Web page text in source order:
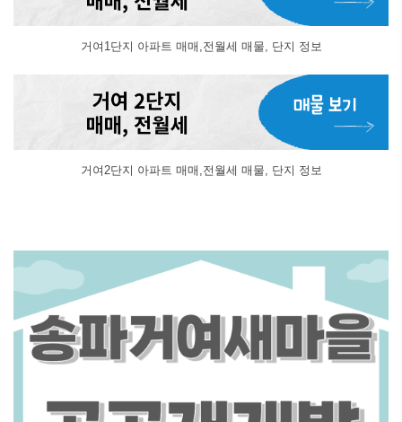
거여1단지 아파트 매매,전월세 매물, 단지 정보
거여2단지 아파트 매매,전월세 매물, 단지 정보